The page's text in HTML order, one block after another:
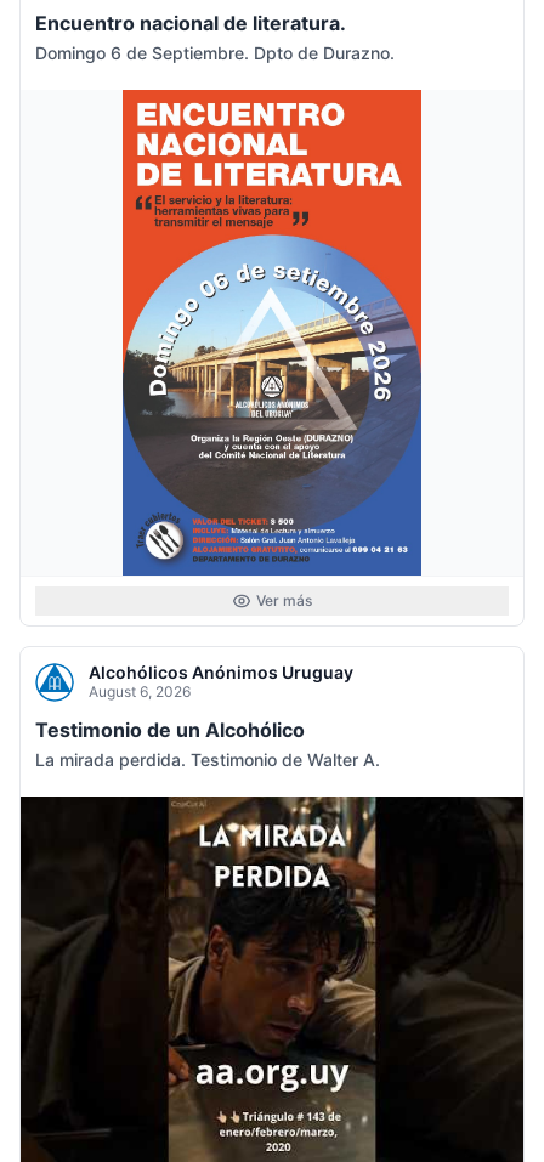
Encuentro nacional de literatura.
Domingo 6 de Septiembre. Dpto de Durazno.
Ver más
Alcohólicos Anónimos Uruguay
August 6, 2026
Testimonio de un Alcohólico
La mirada perdida. Testimonio de Walter A.